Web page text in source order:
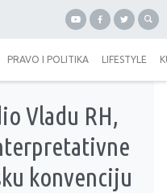
PRAVO I POLITIKA LIFESTYLE
Vladu RH,
konvenciju